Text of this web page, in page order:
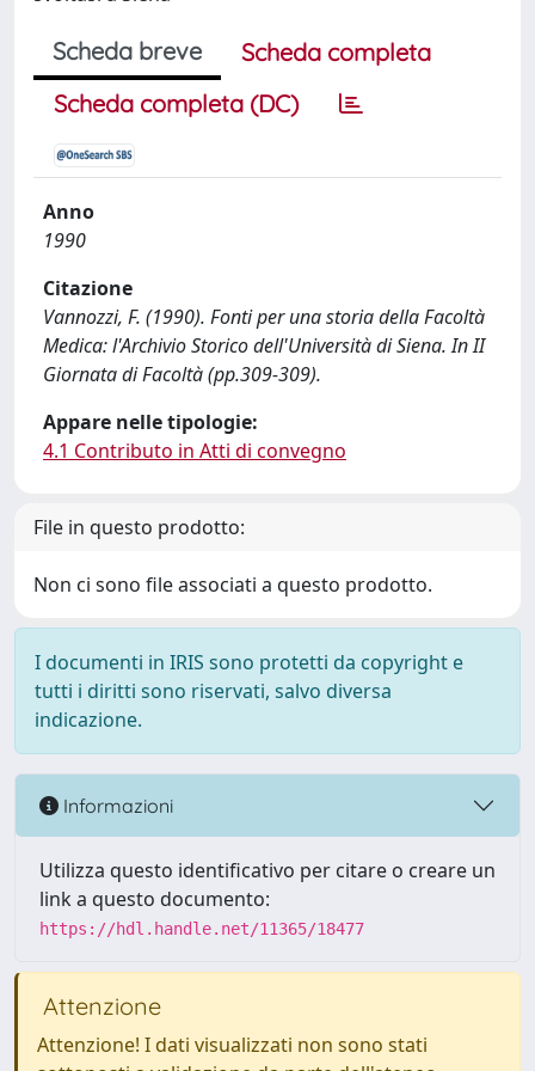
Scheda breve
Scheda completa
Scheda completa (DC)
Anno
1990
Citazione
Vannozzi, F. (1990). Fonti per una storia della Facoltà
Medica: l'Archivio Storico dell'Università di Siena. In II
Giornata di Facoltà (pp.309-309).
Appare nelle tipologie:
4.1 Contributo in Atti di convegno
File in questo prodotto:
Non ci sono file associati a questo prodotto.
I documenti in IRIS sono protetti da copyright e
tutti i diritti sono riservati, salvo diversa
indicazione.
Informazioni
Utilizza questo identificativo per citare o creare un
link a questo documento:
https://hdl.handle.net/11365/18477
Attenzione
Attenzione! I dati visualizzati non sono stati